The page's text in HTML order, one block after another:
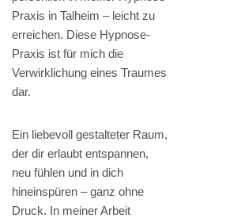
Praxis in Talheim – leicht zu
erreichen. Diese Hypnose-
Praxis ist für mich die
Verwirklichung eines Traumes
dar.
Ein liebevoll gestalteter Raum,
der dir erlaubt entspannen,
neu fühlen und in dich
hineinspüren – ganz ohne
Druck. In meiner Arbeit